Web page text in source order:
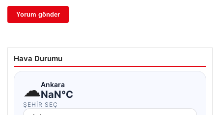
Hava Durumu
☁Ankara
NaN°C
ŞEHIR SEÇ